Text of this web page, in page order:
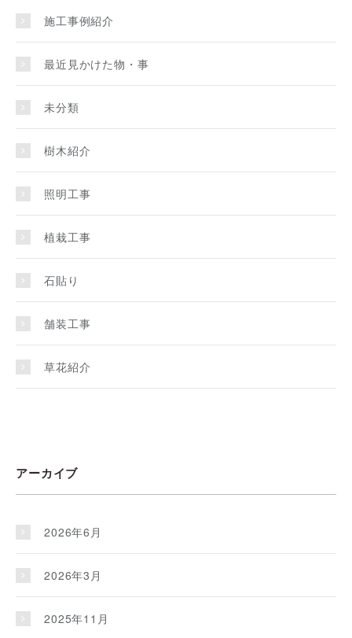
施工事例紹介
最近見かけた物・事
未分類
樹木紹介
照明工事
植栽工事
石貼り
舗装工事
草花紹介
アーカイブ
2026年6月
2026年3月
2025年11月